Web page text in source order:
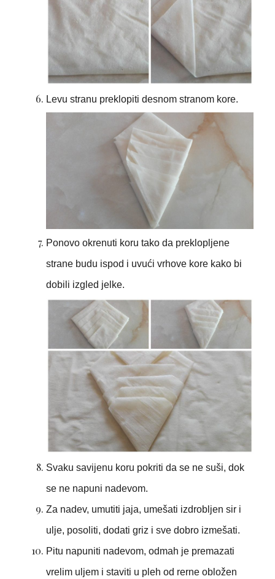
Levu stranu preklopiti desnom stranom kore.
Ponovo okrenuti koru tako da preklopljene
strane budu ispod i uvući vrhove kore kako bi
dobili izgled jelke.
Svaku savijenu koru pokriti da se ne suši, dok
se ne napuni nadevom.
Za nadev, umutiti jaja, umešati izdrobljen sir i
ulje, posoliti, dodati griz i sve dobro izmešati.
Pitu napuniti nadevom, odmah je premazati
vrelim uljem i staviti u pleh od rerne obložen